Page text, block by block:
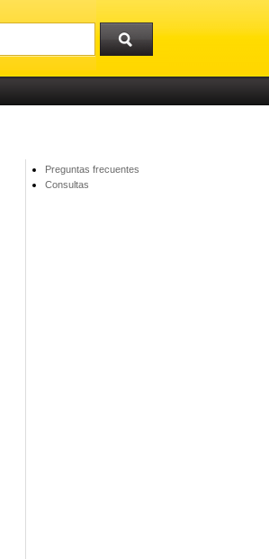
Preguntas frecuentes
Consultas